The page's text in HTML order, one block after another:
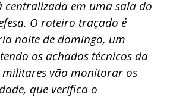
centralizada em uma sala do
O roteiro traçado é
noite de domingo, um
os achados técnicos da
militares vão monitorar os
que verifica o